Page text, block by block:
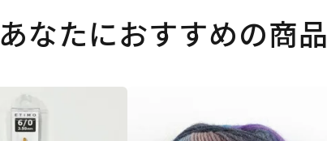
あなたにおすすめの商品